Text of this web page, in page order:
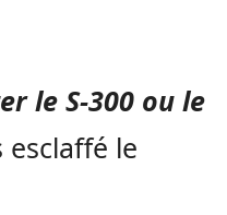
le S-300 ou le
esclaffé le